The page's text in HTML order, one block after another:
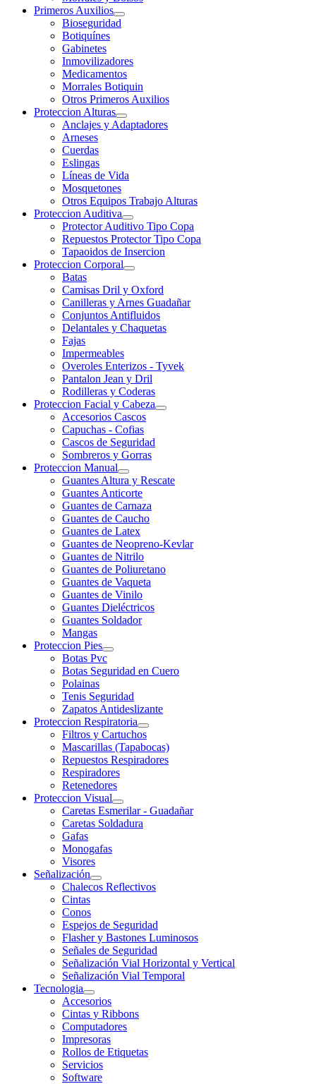
Primeros Auxilios
Bioseguridad
Botiquínes
Gabinetes
Inmovilizadores
Medicamentos
Morrales Botiquin
Otros Primeros Auxilios
Proteccion Alturas
Anclajes y Adaptadores
Arneses
Cuerdas
Eslingas
Líneas de Vida
Mosquetones
Otros Equipos Trabajo Alturas
Proteccion Auditiva
Protector Auditivo Tipo Copa
Repuestos Protector Tipo Copa
Tapaoidos de Insercion
Proteccion Corporal
Batas
Camisas Dril y Oxford
Canilleras y Arnes Guadañar
Conjuntos Antifluidos
Delantales y Chaquetas
Fajas
Impermeables
Overoles Enterizos - Tyvek
Pantalon Jean y Dril
Rodilleras y Coderas
Proteccion Facial y Cabeza
Accesorios Cascos
Capuchas - Cofias
Cascos de Seguridad
Sombreros y Gorras
Proteccion Manual
Guantes Altura y Rescate
Guantes Anticorte
Guantes de Carnaza
Guantes de Caucho
Guantes de Latex
Guantes de Neopreno-Kevlar
Guantes de Nitrilo
Guantes de Poliuretano
Guantes de Vaqueta
Guantes de Vinilo
Guantes Dieléctricos
Guantes Soldador
Mangas
Proteccion Pies
Botas Pvc
Botas Seguridad en Cuero
Polainas
Tenis Seguridad
Zapatos Antideslizante
Proteccion Respiratoria
Filtros y Cartuchos
Mascarillas (Tapabocas)
Repuestos Respiradores
Respiradores
Retenedores
Proteccion Visual
Caretas Esmerilar - Guadañar
Caretas Soldadura
Gafas
Monogafas
Visores
Señalización
Chalecos Reflectivos
Cintas
Conos
Espejos de Seguridad
Flasher y Bastones Luminosos
Señales de Seguridad
Señalización Vial Horizontal y Vertical
Señalización Vial Temporal
Tecnologia
Accesorios
Cintas y Ribbons
Computadores
Impresoras
Rollos de Etiquetas
Servicios
Software